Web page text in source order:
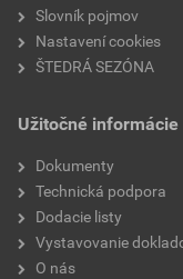
Slovník pojmov
Nastavení cookies
ŠTEDRÁ SEZÓNA
Užitočné informácie
Dokumenty
Technická podpora
Dodacie listy
Vystavovanie
O nás